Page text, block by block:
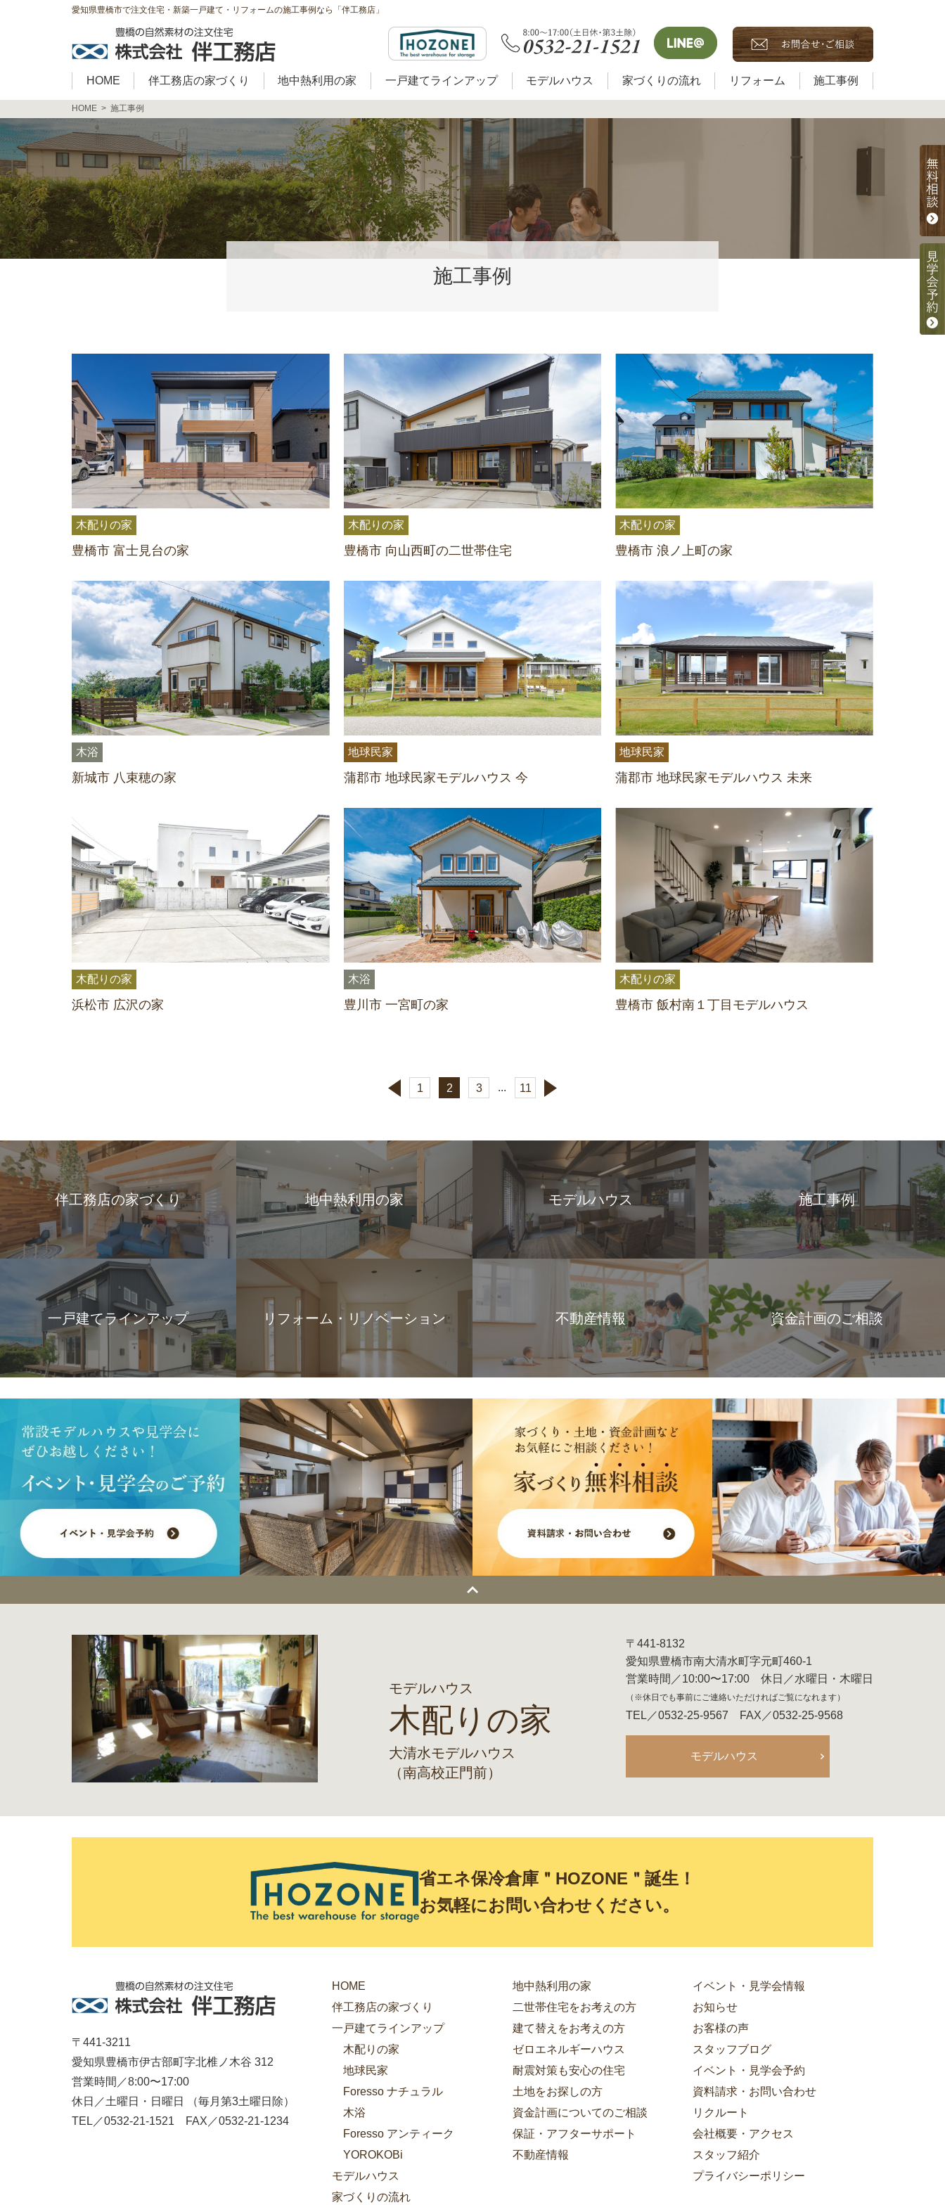
愛知県豊橋市で注文住宅・新築一戸建て・リフォームの施工事例なら「伴工務店」
HOME 伴工務店の家づくり 地中熱利用の家 一戸建てラインアップ モデルハウス 家づくりの流れ リフォーム 施工事例
HOME 施工事例
施工事例
木配りの家
豊橋市 富士見台の家
木配りの家
豊橋市 向山西町の二世帯住宅
木配りの家
豊橋市 浪ノ上町の家
木浴
新城市 八束穂の家
地球民家
蒲郡市 地球民家モデルハウス 今
地球民家
蒲郡市 地球民家モデルハウス 未来
木配りの家
浜松市 広沢の家
木浴
豊川市 一宮町の家
木配りの家
豊橋市 飯村南１丁目モデルハウス
1 2 3 ... 11
伴工務店の家づくり 地中熱利用の家 モデルハウス 施工事例
一戸建てラインアップ リフォーム・リノベーション 不動産情報 資金計画のご相談
モデルハウス
木配りの家
大清水モデルハウス
（南高校正門前）
〒441-8132
愛知県豊橋市南大清水町字元町460-1
営業時間／10:00〜17:00 休日／水曜日・木曜日
（※休日でも事前にご連絡いただければご覧になれます）
TEL／0532-25-9567 FAX／0532-25-9568
モデルハウス
省エネ保冷倉庫＂HOZONE＂誕生！
お気軽にお問い合わせください。
〒441-3211
愛知県豊橋市伊古部町字北椎ノ木谷 312
営業時間／8:00〜17:00
休日／土曜日・日曜日 （毎月第3土曜日除）
TEL／0532-21-1521 FAX／0532-21-1234
HOME
伴工務店の家づくり
一戸建てラインアップ
木配りの家
地球民家
Foresso ナチュラル
木浴
Foresso アンティーク
YOROKOBi
モデルハウス
家づくりの流れ
地中熱利用の家
二世帯住宅をお考えの方
建て替えをお考えの方
ゼロエネルギーハウス
耐震対策も安心の住宅
土地をお探しの方
資金計画についてのご相談
保証・アフターサポート
不動産情報
イベント・見学会情報
お知らせ
お客様の声
スタッフブログ
イベント・見学会予約
資料請求・お問い合わせ
リクルート
会社概要・アクセス
スタッフ紹介
プライバシーポリシー